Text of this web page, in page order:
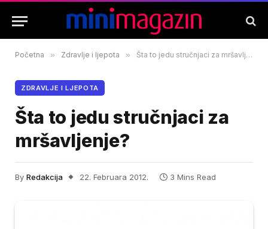
Početna » Zdravlje i ljepota » Šta to jedu stručnjaci za mršavljenje?
ZDRAVLJE I LJEPOTA
Šta to jedu stručnjaci za
mršavljenje?
By Redakcija 22. Februara 2012. 3 Mins Read